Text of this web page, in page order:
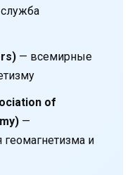
— всемирные
of
—
и